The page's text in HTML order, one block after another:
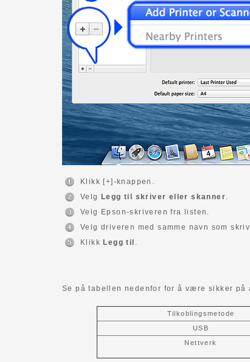
Klikk [+]-knappen.
Velg
Legg til skriver eller skanner.
Velg Epson-skriveren fra listen.
Velg driveren med samme navn som
Klikk Legg til .
Se på tabellen nedenfor for å være sikker på
Tilkoblingsmetode
USB
Nettverk